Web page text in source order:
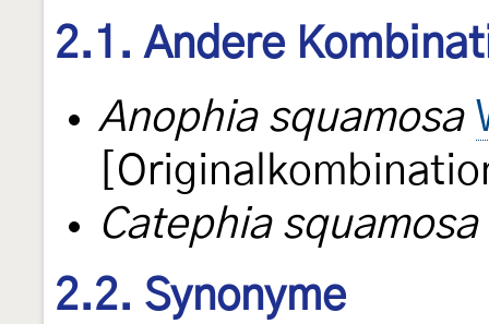
2.1. Andere
Anophia squamosa
Catephia squamosa
2.2. Synonyme